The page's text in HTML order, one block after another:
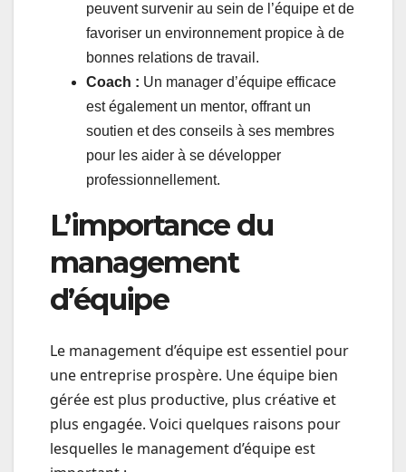
peuvent survenir au sein de l’équipe et de
favoriser un environnement propice à de
bonnes relations de travail.
Coach : Un manager d’équipe efficace
est également un mentor, offrant un
soutien et des conseils à ses membres
pour les aider à se développer
professionnellement.
L’importance du
management
d’équipe
Le management d’équipe est essentiel pour
une entreprise prospère. Une équipe bien
gérée est plus productive, plus créative et
plus engagée. Voici quelques raisons pour
lesquelles le management d’équipe est